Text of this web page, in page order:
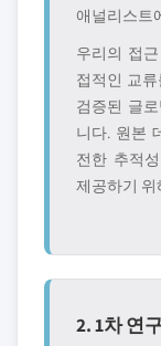
애널리스트
우리의 접
접적인 교
검증된 글
니다. 원본
전한 추적
제공하기
2. 1차 연